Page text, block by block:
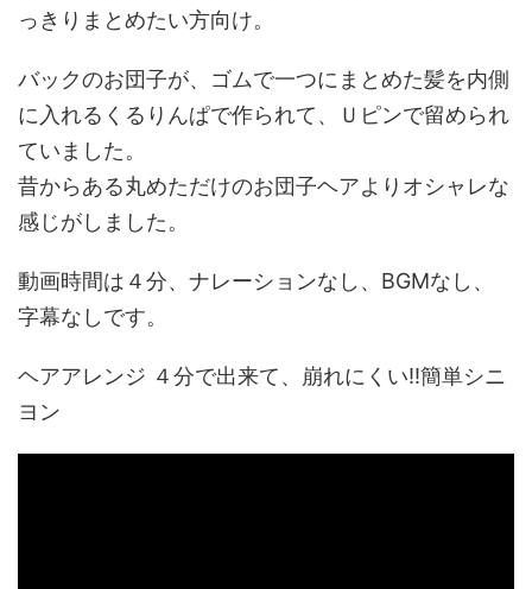
っきりまとめたい方向け。
バックのお団子が、ゴムで一つにまとめた髪を内側
に入れるくるりんぱで作られて、Ｕピンで留められ
ていました。
昔からある丸めただけのお団子ヘアよりオシャレな
感じがしました。
動画時間は４分、ナレーションなし、BGMなし、
字幕なしです。
ヘアアレンジ ４分で出来て、崩れにくい!!簡単シニ
ヨン